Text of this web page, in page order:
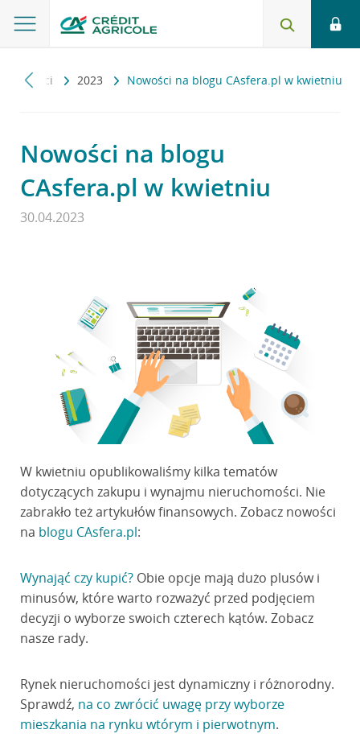
2023 Nowości na blogu CAsfera.pl w kwietniu
Nowości na blogu
CAsfera.pl w kwietniu
30.04.2023
W kwietniu opublikowaliśmy kilka tematów
dotyczących zakupu i wynajmu nieruchomości. Nie
zabrakło też artykułów finansowych. Zobacz nowości
na blogu CAsfera.pl:
Wynająć czy kupić?Obie opcje mają dużo plusów i
minusów, które warto rozważyć przed podjęciem
decyzji o wyborze swoich czterech kątów. Zobacz
nasze rady.
Rynek nieruchomości jest dynamiczny i różnorodny.
Sprawdź, na co zwrócić uwagę przy wyborze
mieszkania na rynku wtórym i pierwotnym.